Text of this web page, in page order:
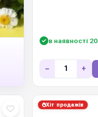
в наявності 20
− +
Хіт продажів